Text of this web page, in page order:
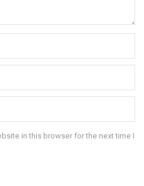
in this browser for the next time I